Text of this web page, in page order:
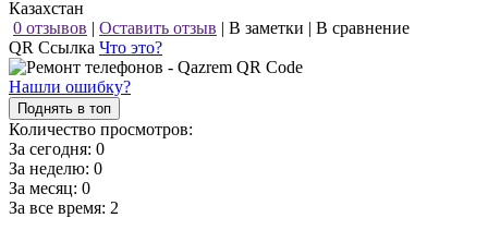
Казахстан
0 отзывов | Оставить отзыв | В заметки | В сравнение
QR Ссылка Что это?
Нашли ошибку?
Поднять в топ
Количество просмотров:
За сегодня: 0
За неделю: 0
За месяц: 0
За все время: 2